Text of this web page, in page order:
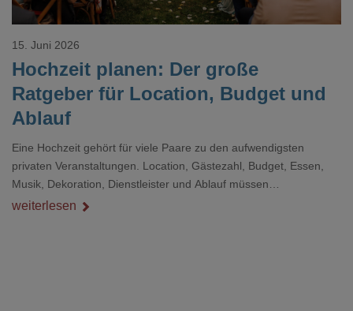
Hochzeit planen: Der große
Ratgeber für Location, Budget und
Ablauf
15. Juni 2026
Eine Hochzeit gehört für viele Paare zu den aufwendigsten
privaten Veranstaltungen. Location, Gästezahl, Budget, Essen,
Musik, Dekoration, Dienstleister und Ablauf müssen
zusammenpassen, damit der Tag gut organisiert ist und trotzdem
weiterlesen